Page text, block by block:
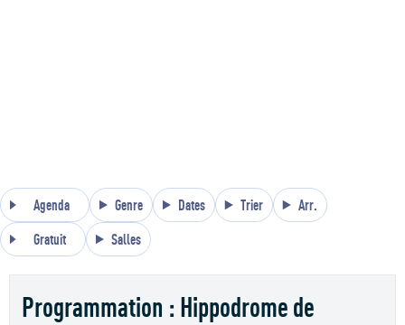
Agenda Genre Dates Trier Arr.
Gratuit Salles
Programmation : Hippodrome de